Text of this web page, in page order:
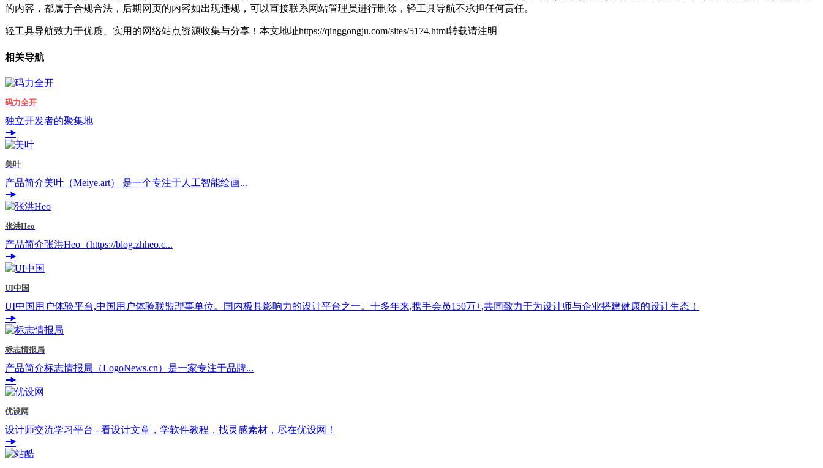
的内容，都属于合规合法，后期网页的内容如出现违规，可以直接联系网站管理员进行删除，轻工具导航不承担任何责任。
轻工具导航致力于优质、实用的网络站点资源收集与分享！ 本文地址https://qinggongju.com/sites/5174.html转载请注明
相关导航
码力全开
独立开发者的聚集地
美叶
产品简介美叶（Meiye.art） 是一个专注于人工智能绘画...
张洪Heo
产品简介张洪Heo（https://blog.zhheo.c...
UI中国
UI中国用户体验平台,中国用户体验联盟理事单位。国内极具影响力的设计平台之一。十多年来,携手会员150万+,共同致力于为设计师与企业搭建健康的设计生态！
标志情报局
产品简介标志情报局（LogoNews.cn）是一家专注于品牌...
优设网
设计师交流学习平台 - 看设计文章，学软件教程，找灵感素材，尽在优设网！